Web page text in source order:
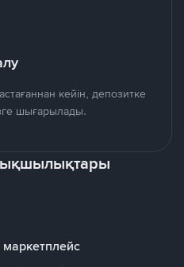
кейін, депозитке
шығарылады.